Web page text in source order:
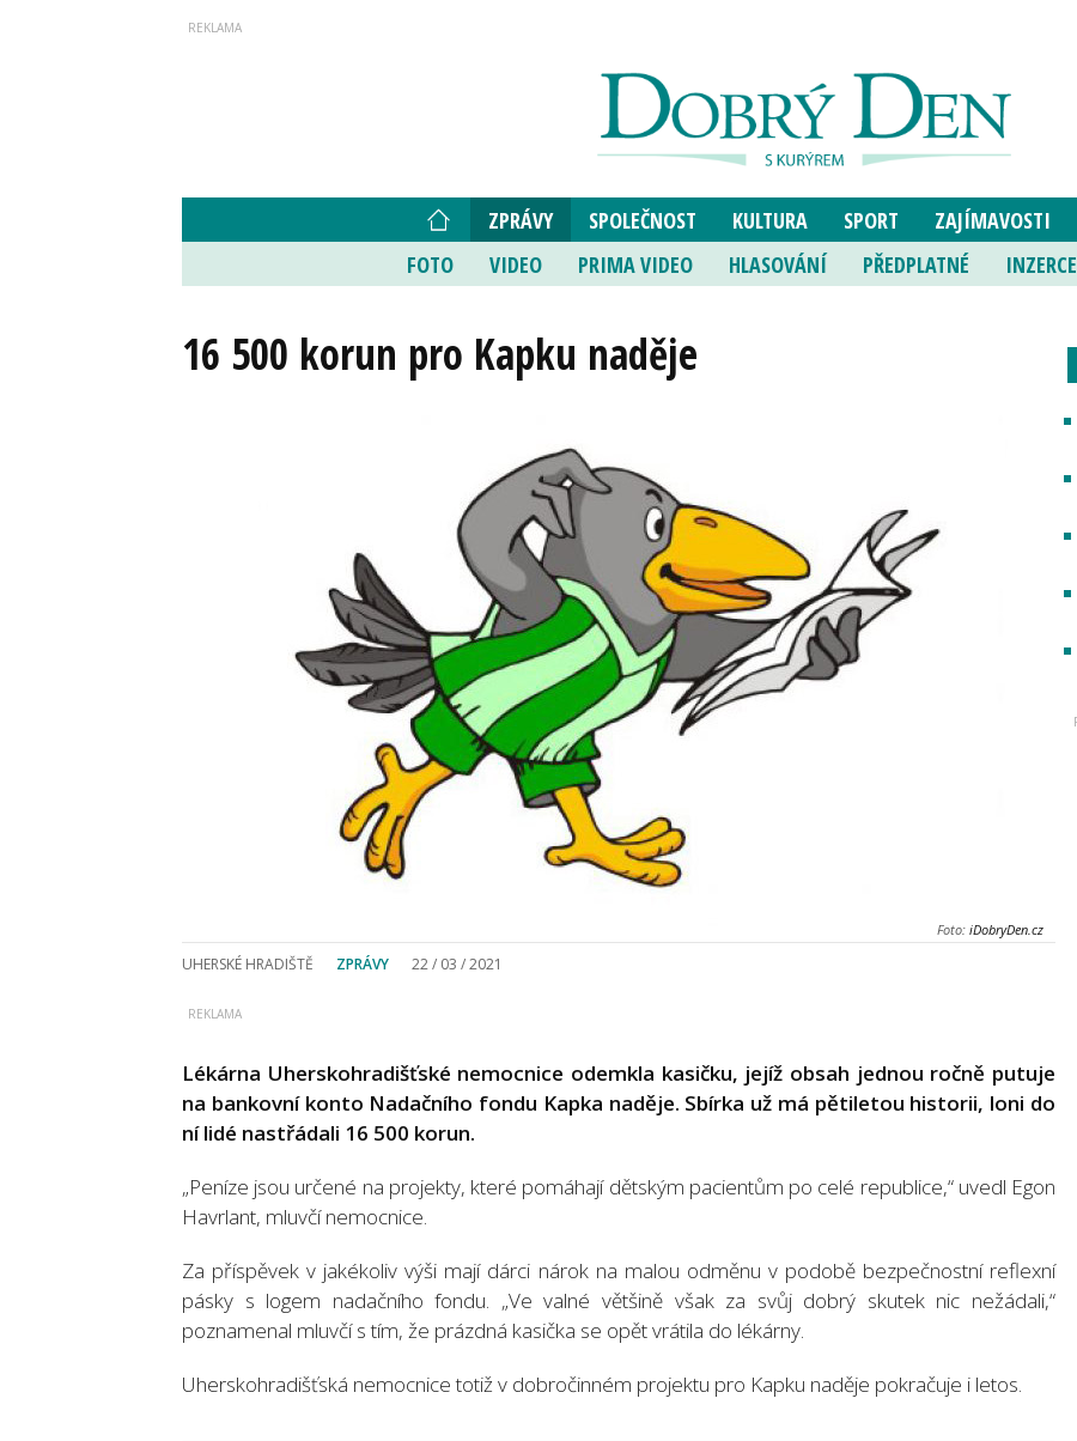
ZPRÁVY SPOLEČNOST KULTURA SPORT ZAJÍMAVOSTI
FOTO
VIDEO PRIMA VIDEO HLASOVÁNÍ PŘEDPLATNÉ INZERCE
16 500 korun pro Kapku naděje
Foto: iDobryDen.cz
UHERSKÉ HRADIŠTĚ ZPRÁVY 22 / 03 / 2021
Lékárna Uherskohradišťské nemocnice odemkla kasičku, jejíž obsah jednou ročně putuje
na bankovní konto Nadačního fondu Kapka naděje. Sbírka už má pětiletou historii, loni do
ní lidé nastřádali 16 500 korun.
„Peníze jsou určené na projekty, které pomáhají dětským pacientům po celé republice,“ uvedl Egon
Havrlant, mluvčí nemocnice.
Za příspěvek v jakékoliv výši mají dárci nárok na malou odměnu v podobě bezpečnostní reflexní
pásky s logem nadačního fondu. „Ve valné většině však za svůj dobrý skutek nic nežádali,“
poznamenal mluvčí s tím, že prázdná kasička se opět vrátila do lékárny.
Uherskohradišťská nemocnice totiž v dobročinném projektu pro Kapku naděje pokračuje i letos.